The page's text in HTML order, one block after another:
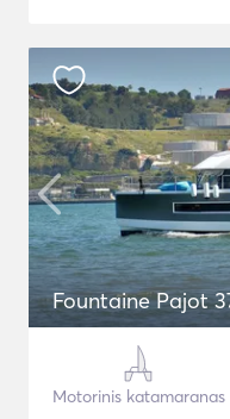
Fountaine Pajot
Motorinis katamaranas